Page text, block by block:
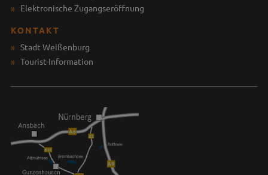
Elektronische Zugangseröffnung
KONTAKT
Stadt Weißenburg
Tourist-Information